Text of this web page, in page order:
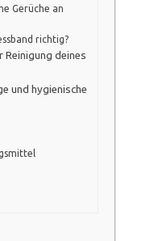
Gerüche an
richtig?
Reinigung deines
und hygienische